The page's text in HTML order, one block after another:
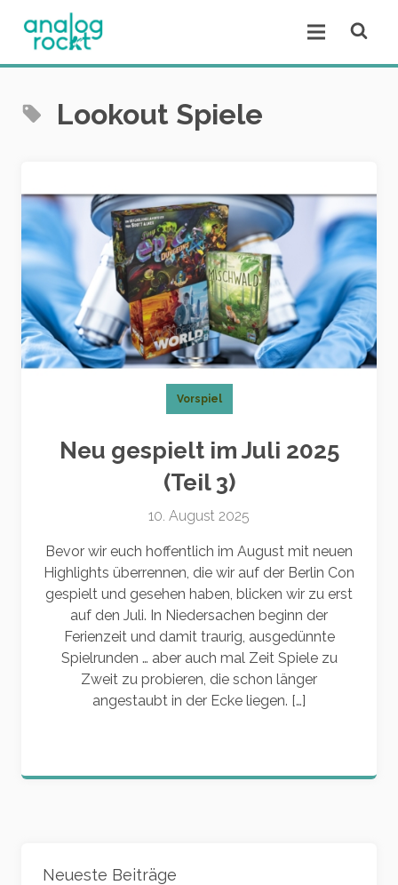
Open menu.
Open
Lookout Spiele
Vorspiel
Neu gespielt im Juli 2025
(Teil 3)
10. August 2025
Bevor wir euch hoffentlich im August mit neuen
Highlights überrennen, die wir auf der Berlin Con
gespielt und gesehen haben, blicken wir zu erst
auf den Juli. In Niedersachen beginn der
Ferienzeit und damit traurig, ausgedünnte
Spielrunden … aber auch mal Zeit Spiele zu
Zweit zu probieren, die schon länger
angestaubt in der Ecke liegen. […]
Neueste Beiträge